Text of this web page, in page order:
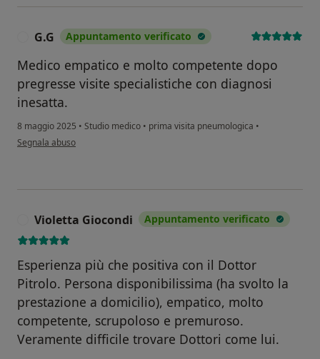
G.G Appuntamento verificato
Medico empatico e molto competente dopo
pregresse visite specialistiche con diagnosi
inesatta.
8 maggio 2025 • Studio medico • prima visita pneumologica •
secondo l'opinione dell'utente G.G
Segnala abuso
Violetta Giocondi Appuntamento verificato
Esperienza più che positiva con il Dottor
Pitrolo. Persona disponibilissima (ha svolto la
prestazione a domicilio), empatico, molto
competente, scrupoloso e premuroso.
Veramente difficile trovare Dottori come lui.